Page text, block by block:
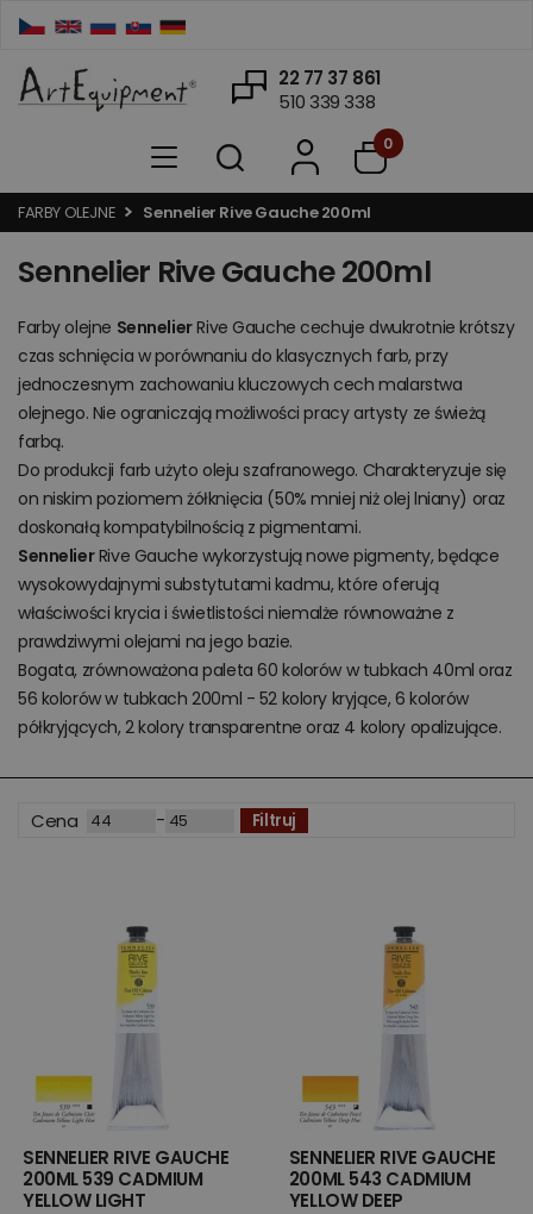
22 77 37 861
510 339 338
0
FARBY OLEJNE Sennelier Rive Gauche 200ml
Cena - Filtruj
Sennelier Rive Gauche 200ml
Farby olejne SennelierRive Gauche cechuje dwukrotnie krótszy
czas schnięcia w porównaniu do klasycznych farb, przy
jednoczesnym zachowaniu kluczowych cech malarstwa
olejnego. Nie ograniczają możliwości pracy artysty ze świeżą
farbą.
Do produkcji farb użyto oleju szafranowego. Charakteryzuje się
on niskim poziomem żółknięcia (50% mniej niż olej lniany) oraz
doskonałą kompatybilnością z pigmentami.
SennelierRive Gauche wykorzystują nowe pigmenty, będące
wysokowydajnymi substytutami kadmu, które oferują
właściwości krycia i świetlistości niemalże równoważne z
prawdziwymi olejami na jego bazie.
Bogata, zrównoważona paleta 60 kolorów w tubkach 40ml oraz
56 kolorów w tubkach 200ml - 52 kolory kryjące, 6 kolorów
półkryjących, 2 kolory transparentne oraz 4 kolory opalizujące.
SENNELIER RIVE GAUCHE
200ML 539 CADMIUM
YELLOW LIGHT
SENNELIER RIVE GAUCHE
200ML 543 CADMIUM
YELLOW DEEP